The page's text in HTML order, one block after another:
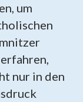
um
nur in den